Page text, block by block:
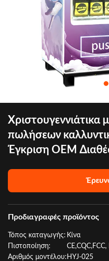
Χριστουγεννιάτικα
πωλήσεων
Έγκριση OEM
Προδιαγραφές προϊόντος
Τόπος καταγωγής: Κίνα
Πιστοποίηση:
Αριθμός μοντέλου: HYJ-025